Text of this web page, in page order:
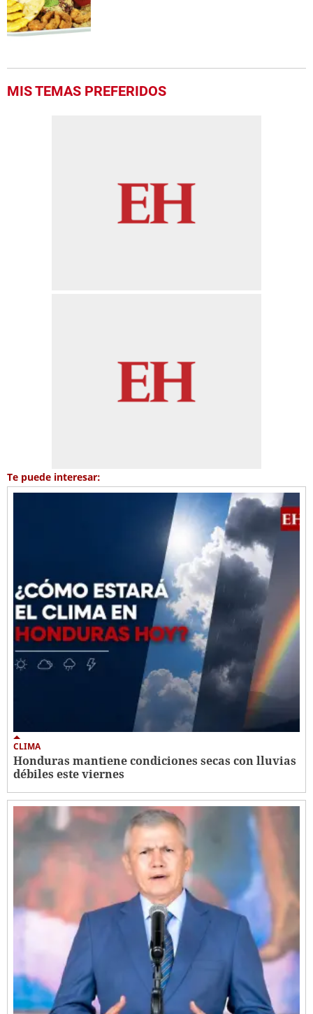
MIS TEMAS PREFERIDOS
Te puede interesar:
CLIMA
Honduras mantiene condiciones secas con lluvias
débiles este viernes